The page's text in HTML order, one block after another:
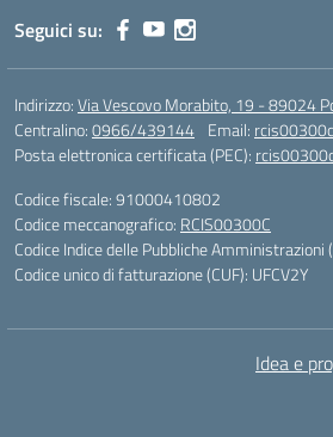
Seguici su:
Indirizzo:Via Vescovo Morabito, 19 - 89024
Centralino:0966/439144 Email:
Posta elettronica certificata (PEC):
Codice fiscale: 91000410802
Codice meccanografico: RCIS00300C
Codice Indice delle Pubbliche
Codice unico di fatturazione (CUF): UFCV2Y
Idea e